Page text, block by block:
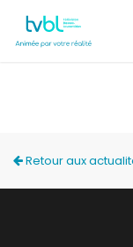
Retour aux